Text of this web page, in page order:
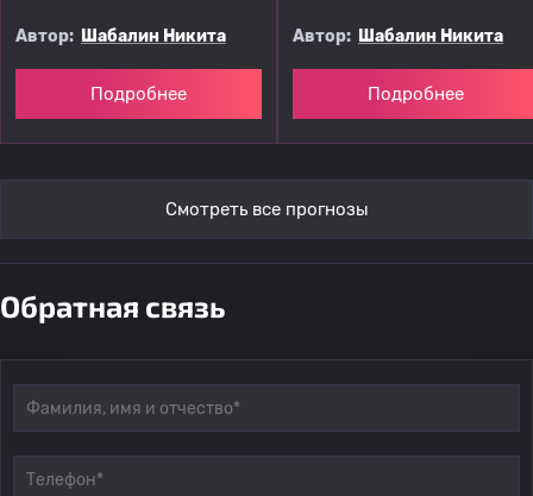
Автор: Шабалин Никита
Подробнее
Автор: Шабалин Никита
Подробнее
Смотреть все прогнозы
Обратная связь